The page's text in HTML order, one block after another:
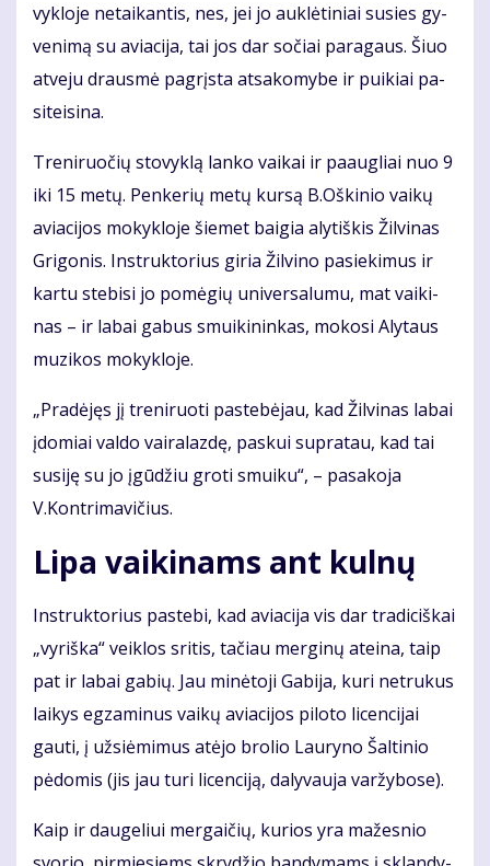
vyk­lo­je ne­tai­kan­tis, nes, jei jo auk­lė­ti­niai su­si­es gy­
ve­ni­mą su avia­ci­ja, tai jos dar so­čiai pa­ra­gaus. Šiuo
at­ve­ju draus­mė pa­grįs­ta at­sa­ko­my­be ir pui­kiai pa­
si­tei­si­na.
Tre­ni­ruo­čių sto­vyk­lą lan­ko vai­kai ir pa­aug­liai nuo 9
iki 15 me­tų. Pen­ke­rių me­tų kur­są B.Oš­ki­nio vai­kų
avia­ci­jos mo­kyk­lo­je šie­met bai­gia aly­tiš­kis Žil­vi­nas
Gri­go­nis. In­struk­to­rius gi­ria Žil­vi­no pa­sie­ki­mus ir
kar­tu ste­bi­si jo po­mė­gių uni­ver­sa­lu­mu, mat vai­ki­
nas – ir la­bai ga­bus smui­ki­nin­kas, mo­ko­si Aly­taus
mu­zi­kos mo­kyk­lo­je.
„Pra­dė­jęs jį tre­ni­ruo­ti pa­ste­bė­jau, kad Žil­vi­nas la­bai
įdo­miai val­do vai­ra­laz­dę, pas­kui su­pra­tau, kad tai
su­si­ję su jo įgū­džiu gro­ti smui­ku“, – pa­sa­ko­ja
V.Kon­tri­ma­vi­čius.
Lipa vaikinams ant kulnų
Instruktorius pa­ste­bi, kad avia­ci­ja vis dar tra­di­ciš­kai
„vy­riš­ka“ veik­los sri­tis, ta­čiau mer­gi­nų at­ei­na, taip
pat ir la­bai ga­bių. Jau mi­nė­to­ji Ga­bi­ja, ku­ri ne­tru­kus
lai­kys eg­za­mi­nus vai­kų avia­ci­jos pi­lo­to li­cen­ci­jai
gau­ti, į už­si­ė­mi­mus at­ėjo bro­lio Lau­ry­no Šal­ti­nio
pė­do­mis (jis jau tu­ri li­cen­ci­ją, da­ly­vau­ja var­žy­bo­se).
Kaip ir dau­ge­liui mer­gai­čių, ku­rios yra ma­žes­nio